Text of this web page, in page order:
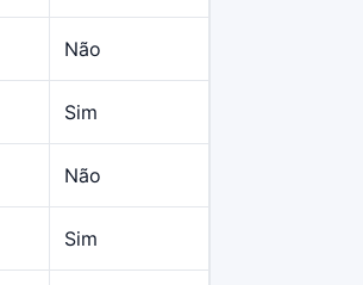
Não
Sim
Não
Sim